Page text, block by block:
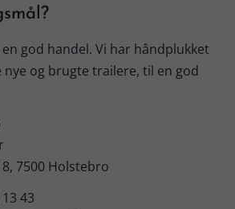
god handel. Vi har håndplukket
nye og brugte trailere, til en god
7500 Holstebro
43